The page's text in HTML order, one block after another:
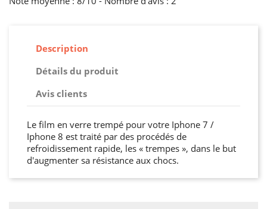
Description
Détails du produit
Avis clients
Le film en verre trempé pour votre Iphone 7 /
Iphone 8 est traité par des procédés de
refroidissement rapide, les « trempes », dans le but
d'augmenter sa résistance aux chocs.